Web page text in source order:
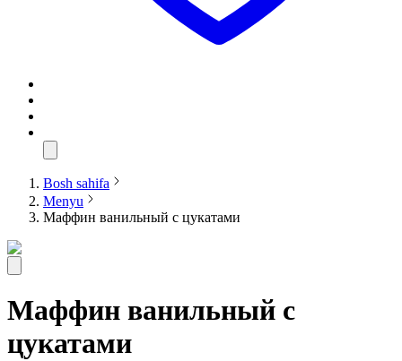
Bosh sahifa
Menyu
Маффин ванильный с цукатами
Маффин ванильный с
цукатами